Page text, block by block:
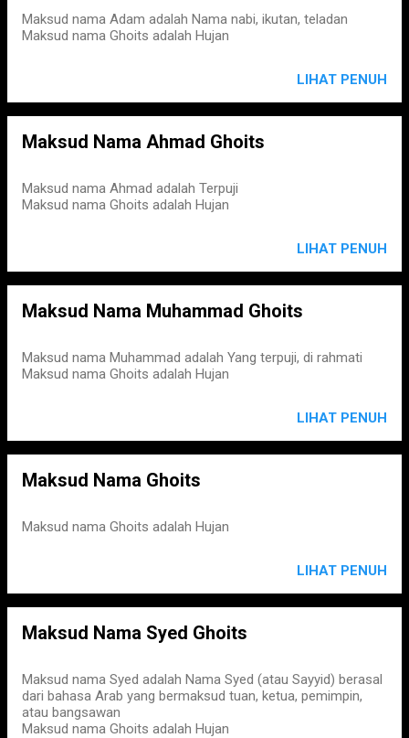
Maksud nama Adam adalah Nama nabi, ikutan, teladan
Maksud nama Ghoits adalah Hujan
LIHAT PENUH
Maksud Nama Ahmad Ghoits
Maksud nama Ahmad adalah Terpuji
Maksud nama Ghoits adalah Hujan
LIHAT PENUH
Maksud Nama Muhammad Ghoits
Maksud nama Muhammad adalah Yang terpuji, di rahmati
Maksud nama Ghoits adalah Hujan
LIHAT PENUH
Maksud Nama Ghoits
Maksud nama Ghoits adalah Hujan
LIHAT PENUH
Maksud Nama Syed Ghoits
Maksud nama Syed adalah Nama Syed (atau Sayyid) berasal
dari bahasa Arab yang bermaksud tuan, ketua, pemimpin,
atau bangsawan
Maksud nama Ghoits adalah Hujan